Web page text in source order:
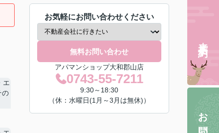
お気軽にお問い合わせください
無料お問い合わせ
アパマンショップ大和郡山店
0743-55-7211
9:30～18:30
（休：水曜日(1月～3月は無休)）